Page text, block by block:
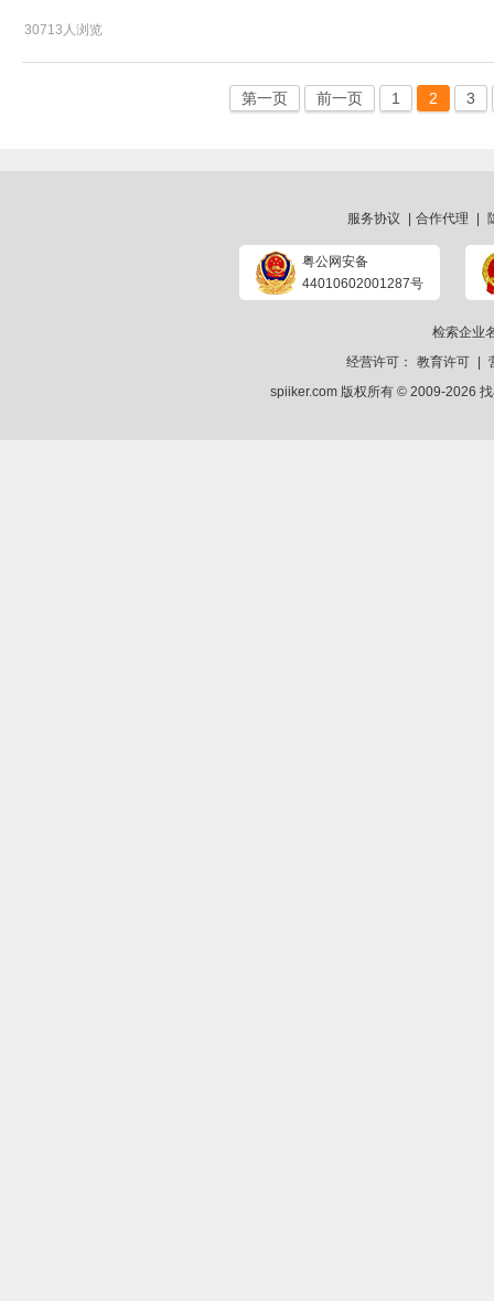
30713人浏览
第一页 前一页 1 2 3
服务协议 合作代理
粤公网安备
44010602001287号
检索企业
经营许可：
教育许可
spiiker.com 版权所有 © 2009-2026